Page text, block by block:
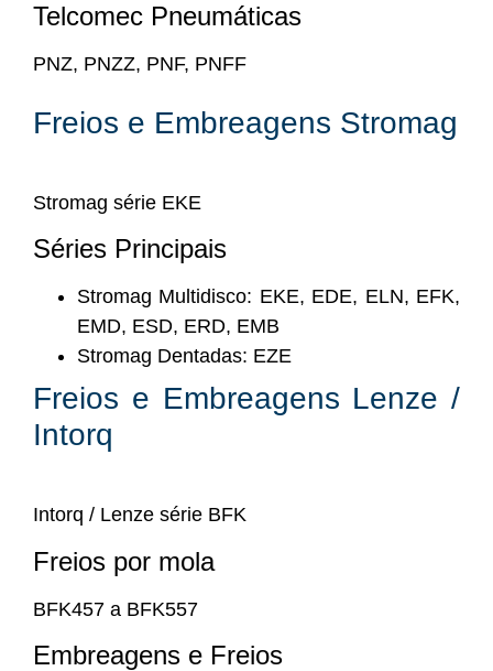
Telcomec Pneumáticas
PNZ, PNZZ, PNF, PNFF
Freios e Embreagens Stromag
Stromag série EKE
Séries Principais
Stromag Multidisco: EKE, EDE, ELN, EFK,
EMD, ESD, ERD, EMB
Stromag Dentadas: EZE
Freios e Embreagens Lenze /
Intorq
Intorq / Lenze série BFK
Freios por mola
BFK457 a BFK557
Embreagens e Freios